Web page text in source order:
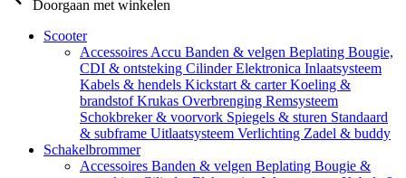
Doorgaan met winkelen
Scooter
Accessoires Accu Banden & velgen Beplating Bougie,
CDI & ontsteking CilinderElektronica Inlaatsysteem
Kabels & hendels Kickstart & carterKoeling &
brandstofKrukas Overbrenging Remsysteem
Schokbreker & voorvork Spiegels & sturen Standaard
& subframe Uitlaatsysteem Verlichting Zadel & buddy
Schakelbrommer
Accessoires Banden & velgen Beplating Bougie &